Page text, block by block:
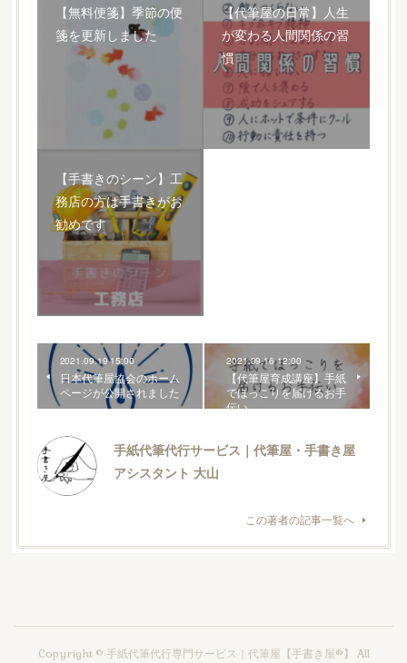
【無料便箋】季節の便
箋を更新しました
【代筆屋の日常】人生
が変わる人間関係の習
慣
【手書きのシーン】工
務店の方は手書きがお
勧めです
2021.09.19 15:00
日本代筆屋協会のホーム
ページが公開されました
2021.09.16 12:00
【代筆屋育成講座】手紙
でほっこりを届けるお手
伝い
手紙代筆代行サービス｜代筆屋・手書き屋
アシスタント 大山
この著者の記事一覧へ
Copyright © 手紙代筆代行専門サービス｜代筆屋【手書き屋®】 All